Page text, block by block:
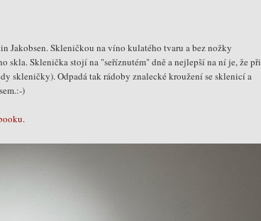
Jakobsen. Skleničkou na víno kulatého tvaru a bez nožky
skla. Sklenička stojí na "seříznutém" dně a nejlepší na ní je, že při
skleničky). Odpadá tak rádoby znalecké kroužení se sklenicí a
)
.